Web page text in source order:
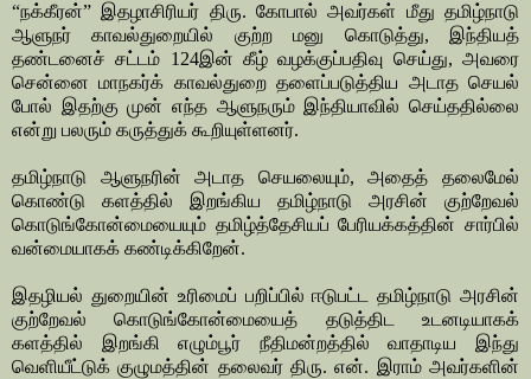
“நக்கீரன்” இதழாசிரியர் திரு. கோபால் அவர்கள் மீது தமிழ்நாடு
ஆளுநர் காவல்துறையில் குற்ற மனு கொடுத்து, இந்தியத்
தண்டனைச் சட்டம் 124இன் கீழ் வழக்குப்பதிவு செய்து, அவரை
சென்னை மாநகர்க் காவல்துறை தளைப்படுத்திய அடாத செயல்
போல் இதற்கு முன் எந்த ஆளுநரும் இந்தியாவில் செய்ததில்லை
என்று பலரும் கருத்துக் கூறியுள்ளனர்.
தமிழ்நாடு ஆளுநரின் அடாத செயலையும், அதைத் தலைமேல்
கொண்டு களத்தில் இறங்கிய தமிழ்நாடு அரசின் குற்றேவல்
கொடுங்கோன்மையையும் தமிழ்த்தேசியப் பேரியக்கத்தின் சார்பில்
வன்மையாகக் கண்டிக்கிறேன்.
இதழியல் துறையின் உரிமைப் பறிப்பில் ஈடுபட்ட தமிழ்நாடு அரசின்
குற்றேவல் கொடுங்கோன்மையைத் தடுத்திட உடனடியாகக்
களத்தில் இறங்கி எழும்பூர் நீதிமன்றத்தில் வாதாடிய இந்து
வெளியீட்டுக் குழுமத்தின் தலைவர் திரு. என். இராம் அவர்களின்